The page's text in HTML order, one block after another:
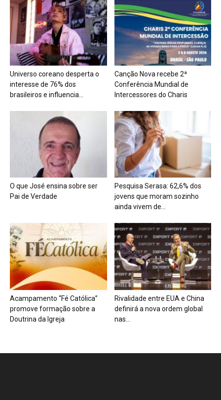
Universo coreano desperta o
interesse de 76% dos
brasileiros e influencia...
Canção Nova recebe 2ª
Conferência Mundial de
Intercessores do Charis
O que José ensina sobre ser
Pai de Verdade
Pesquisa Serasa: 62,6% dos
jovens que moram sozinho
ainda vivem de...
Acampamento “Fé Católica”
promove formação sobre a
Doutrina da Igreja
Rivalidade entre EUA e China
definirá a nova ordem global
nas...